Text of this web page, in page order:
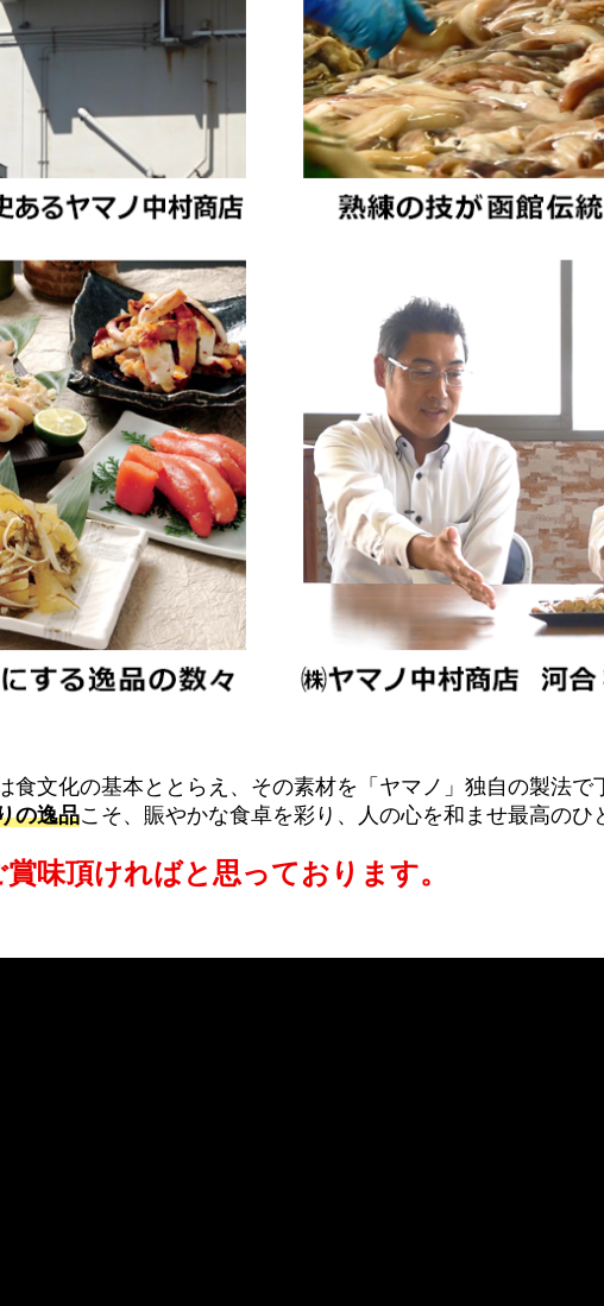
食文化の基本ととらえ、その素材を「ヤマノ」独自の製法で
の逸品こそ、賑やかな食卓を彩り、人の心を和ませ最高のひ
味頂ければと思っております。